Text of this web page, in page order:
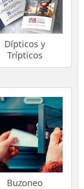
Dípticos y
Trípticos
Buzoneo